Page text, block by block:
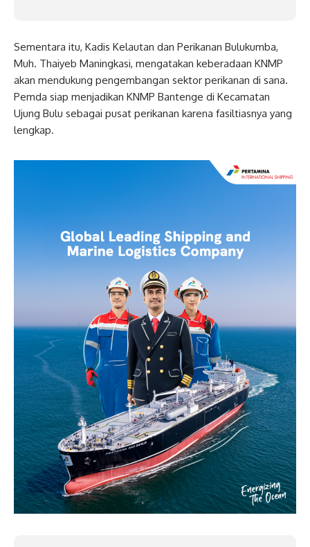
Sementara itu, Kadis Kelautan dan Perikanan Bulukumba,
Muh. Thaiyeb Maningkasi, mengatakan keberadaan KNMP
akan mendukung pengembangan sektor perikanan di sana.
Pemda siap menjadikan KNMP Bantenge di Kecamatan
Ujung Bulu sebagai pusat perikanan karena fasiltiasnya yang
lengkap.